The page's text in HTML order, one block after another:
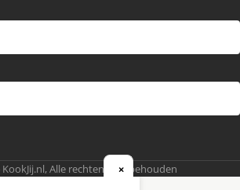
Alle rechten voorbehouden
×